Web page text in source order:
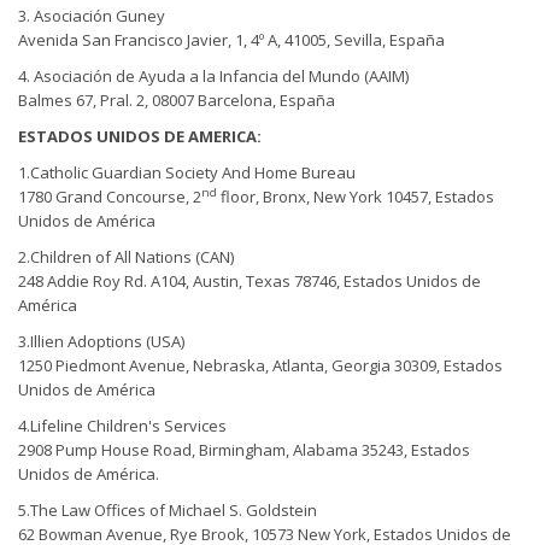
3. Asociación Guney
Avenida San Francisco Javier, 1, 4º A, 41005, Sevilla, España
4. Asociación de Ayuda a la Infancia del Mundo (AAIM)
Balmes 67, Pral. 2, 08007 Barcelona, España
ESTADOS UNIDOS DE AMERICA:
1.Catholic Guardian Society And Home Bureau
1780 Grand Concourse, 2nd floor, Bronx, New York 10457, Estados
Unidos de América
2.Children of All Nations (CAN)
248 Addie Roy Rd. A104, Austin, Texas 78746, Estados Unidos de
América
3.Illien Adoptions (USA)
1250 Piedmont Avenue, Nebraska, Atlanta, Georgia 30309, Estados
Unidos de América
4.Lifeline Children's Services
2908 Pump House Road, Birmingham, Alabama 35243, Estados
Unidos de América.
5.The Law Offices of Michael S. Goldstein
62 Bowman Avenue, Rye Brook, 10573 New York, Estados Unidos de